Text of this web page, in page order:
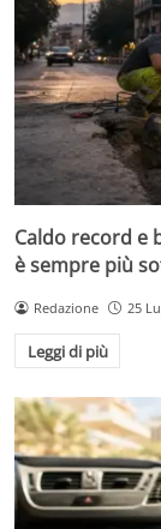
Caldo record e
è sempre più
Redazione 25
Leggi di più